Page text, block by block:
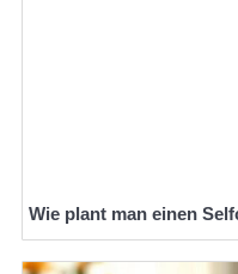
Wie plant man einen